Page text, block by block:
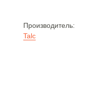
Производитель:
Talc